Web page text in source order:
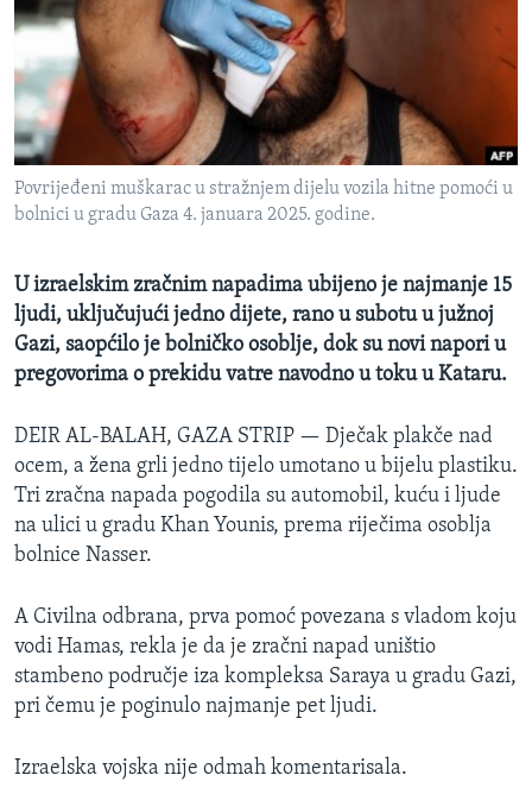
MAGAZIN
O GLASU AMERIKE
Learning English
PRATITE NAS
Jezici
Povrijeđeni muškarac u stražnjem dijelu vozila hitne pomoći u
bolnici u gradu Gaza 4. januara 2025. godine.
U izraelskim zračnim napadima ubijeno je najmanje 15
ljudi, uključujući jedno dijete, rano u subotu u južnoj
Gazi, saopćilo je bolničko osoblje, dok su novi napori u
pregovorima o prekidu vatre navodno u toku u Kataru.
DEIR AL-BALAH, GAZA STRIP — Dječak plakče nad
ocem, a žena grli jedno tijelo umotano u bijelu plastiku.
Tri zračna napada pogodila su automobil, kuću i ljude
na ulici u gradu Khan Younis, prema riječima osoblja
bolnice Nasser.
A Civilna odbrana, prva pomoć povezana s vladom koju
vodi Hamas, rekla je da je zračni napad uništio
stambeno područje iza kompleksa Saraya u gradu Gazi,
pri čemu je poginulo najmanje pet ljudi.
Izraelska vojska nije odmah komentarisala.